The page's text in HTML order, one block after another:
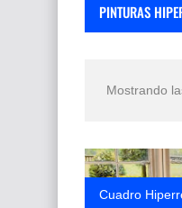
PINTURAS
Mostrando
Cuadro